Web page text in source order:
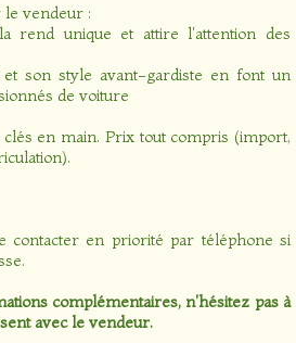
le vendeur :
rend unique et attire l'attention des
son style avant-gardiste en font un
de voiture
clés en main. Prix tout compris (import,
contacter en priorité par téléphone si
complémentaires, n'hésitez pas à
avec le vendeur.